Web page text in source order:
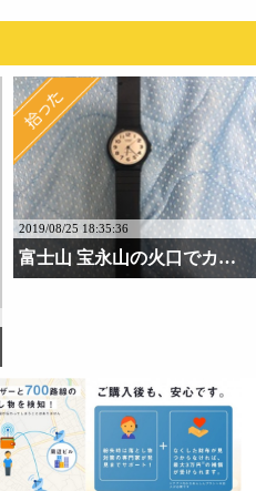
2019/08/25 18:35:36
富士山 宝永山の火口でカ・・・